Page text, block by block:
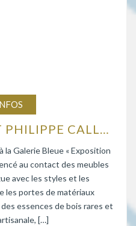
L’ÉBÉNISTE D’ART PHILIPPE CALLEBAUT EXPOSE À LA GALERIE BLEUE
la Galerie Bleue « Exposition
au contact des meubles
avec les styles et les
les portes de matériaux
des essences de bois rares et
[…]